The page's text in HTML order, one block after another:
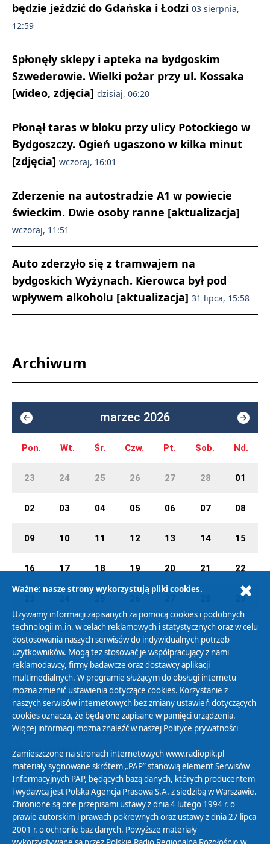
będzie jeździć do Gdańska i Łodzi 03 sierpnia,
12:59
Spłonęły sklepy i apteka na bydgoskim
Szwederowie. Wielki pożar przy ul. Kossaka
[wideo, zdjęcia] dzisiaj, 06:20
Płonął taras w bloku przy ulicy Potockiego w
Bydgoszczy. Ogień ugaszono w kilka minut
[zdjęcia] wczoraj, 16:01
Zderzenie na autostradzie A1 w powiecie
świeckim. Dwie osoby ranne [aktualizacja]
wczoraj, 11:51
Auto zderzyło się z tramwajem na
bydgoskich Wyżynach. Kierowca był pod
wpływem alkoholu [aktualizacja] 31 lipca, 15:58
Archiwum
marzec 2026
Pon. Wt. Śr. Czw. Pt. Sob. Nd.
23 24 25 26 27 28 01
02 03 04 05 06 07 08
09 10 11 12 13 14 15
16 17 18 19 20 21 22
29
30 31 01 02 03 04 05
Polityka Prywatności
Zasady korzystania z Serwisu
Organizacje Pożytku Publicznego
Cyfryzacja DAB+
Polityka ochrony danych osobowych
Abonament
Zamówienia publiczne
Biuletyn Informacji Publicznej
Ważne: nasze strony wykorzystują pliki cookies.
Używamy informacji zapisanych za pomocą cookies i podobnych
technologii m.in. w celach reklamowych i statystycznych oraz w celu
dostosowania naszych serwisów do indywidualnych potrzeb
użytkowników. Mogą też stosować je współpracujący z nami
reklamodawcy, firmy badawcze oraz dostawcy aplikacji
multimedialnych. W programie służącym do obsługi internetu
można zmienić ustawienia dotyczące cookies. Korzystanie z
naszych serwisów internetowych bez zmiany ustawień dotyczących
cookies oznacza, że będą one zapisane w pamięci urządzenia.
Więcej informacji można znaleźć w naszej Polityce prywatności
Zamieszczone na stronach internetowych www.radiopik.pl
materiały sygnowane skrótem „PAP” stanowią element Serwisów
Informacyjnych PAP, będących bazą danych, których producentem
i wydawcą jest Polska Agencja Prasowa S.A. z siedzibą w Warszawie.
Chronione są one przepisami ustawy z dnia 4 lutego 1994 r. o
prawie autorskim i prawach pokrewnych oraz ustawy z dnia 27 lipca
2001 r. o ochronie baz danych. Powyższe materiały